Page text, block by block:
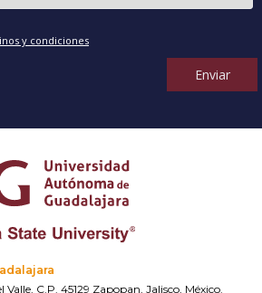
y condiciones
Enviar
C.P. 45129 Zapopan, Jalisco, México.